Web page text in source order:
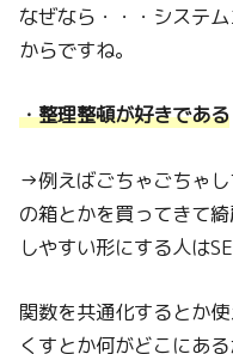
なぜなら・・・システ
からですね。
・整理整頓が好きである
→例えばごちゃごちゃ
の箱とかを買ってきて
しやすい形にする人は
関数を共通化するとか
くすとか何がどこにあ